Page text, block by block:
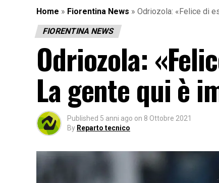
Home » Fiorentina News » Odriozola: «Felice di
FIORENTINA NEWS
Odriozola:
La gente qui è
Published 5 anni ago on 8 Ottobre 2021
By Reparto tecnico